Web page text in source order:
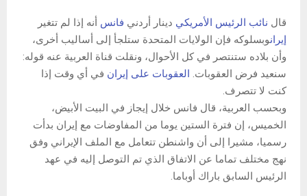
قال نائب الرئيس الأمريكي دينار أردني فانس أنه إذا لم تتغير
إيرانوبسلوكه فإن الولايات المتحدة ستلجأ إلى أساليب أخرى،
وأن بلاده ستنتصر في كل الأحوال، ونقلت قناة العربية عنه قوله:
سنعيد فرض العقوبات. العقوبات على إيران في أي وقت إذا
كنت لا تتصرف.
وبحسب العربية، قال فانس خلال إيجاز في البيت الأبيض،
الخميس، إن فترة الستين يوما من المفاوضات مع إيران بدأت
رسميا، مشيرا إلى أن واشنطن تتعامل مع الملف الإيراني وفق
نهج مختلف تماما عن الاتفاق الذي تم التوصل إليه في عهد
الرئيس السابق باراك أوباما.